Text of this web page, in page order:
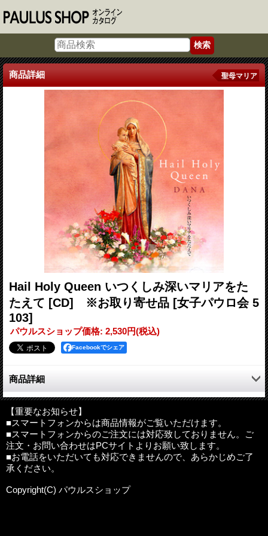
商品詳細 聖母マリア
Hail Holy Queen いつくしみ深いマリアをた
たえて [CD] ※お取り寄せ品 [女子パウロ会 5
103]
パウルスショップ価格: 2,530円(税込)
Facebookでシェア
商品詳細
DANAさんのあいさつ
このたび、日本の女子パウロ会からわたしの「Hail Holy Queen」
がリリースされることになり、たいへんうれしく思っています。
このCDは、わたしにとってほんとうに大切なアルバムなので
す。わたしたちの祝福された聖母マリアが、わたしへの、教会へ
の、また世界への贈り物であることを充分に理解するために、わ
たしの人生においてはしばらく時間がかかりました。どの歌も、
わたしと聖母マリアとの関係の一歩ずつの歩みを示しています。
【重要なお知らせ】
■スマートフォンからは商品情報がご覧いただけます。
■スマートフォンからのご注文には対応致しておりません。ご
注文・お問い合わせはPCサイトよりお願い致します。
■お電話をいただいても対応できませんので、あらかじめご了
承ください。
Copyright(C) パウルスショップ